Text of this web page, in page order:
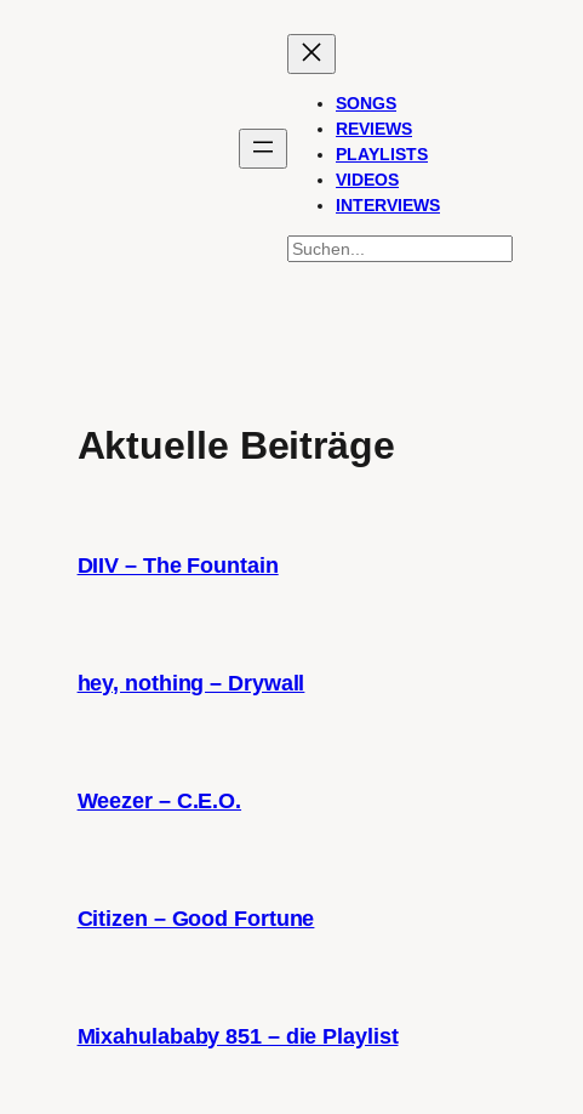
SONGS
REVIEWS
PLAYLISTS
VIDEOS
INTERVIEWS
SUCHEN
Aktuelle Beiträge
DIIV – The Fountain
hey, nothing – Drywall
Weezer – C.E.O.
Citizen – Good Fortune
Mixahulababy 851 – die Playlist